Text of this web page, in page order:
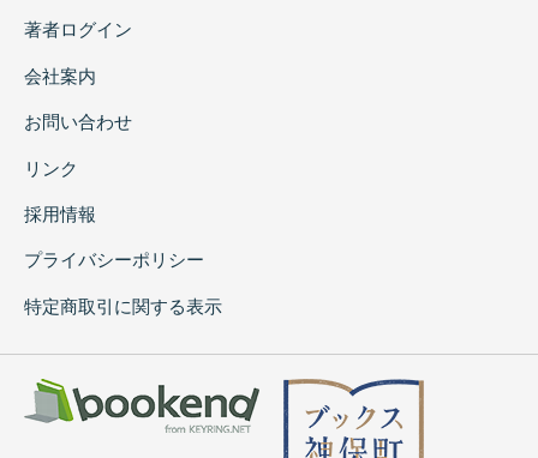
著者ログイン
会社案内
お問い合わせ
リンク
採用情報
プライバシーポリシー
特定商取引に関する表示